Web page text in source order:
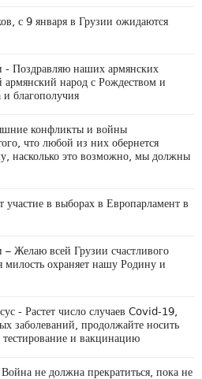
с 9 января в Грузии ожидаются
Поздравляю наших армянских
армянский народ с Рождеством и
благополучия
конфликты и войны
что любой из них обернется
насколько это возможно, мы должны
в выборах в Европарламент в
Желаю всей Грузии счастливого
охраняет нашу Родину и
- Растет число случаев Covid-19,
заболеваний, продолжайте носить
тестирование и вакцинацию
не должна прекратиться, пока не